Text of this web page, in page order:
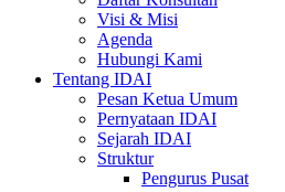
Visi & Misi
Agenda
Hubungi Kami
Tentang IDAI
Pesan Ketua Umum
Pernyataan IDAI
Sejarah IDAI
Struktur
Pengurus Pusat